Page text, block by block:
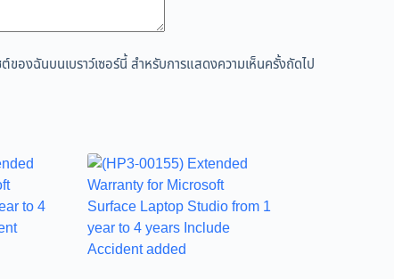
ของฉันบนเบราว์เซอร์นี้ สำหรับการแสดงความเห็นครั้งถัดไป